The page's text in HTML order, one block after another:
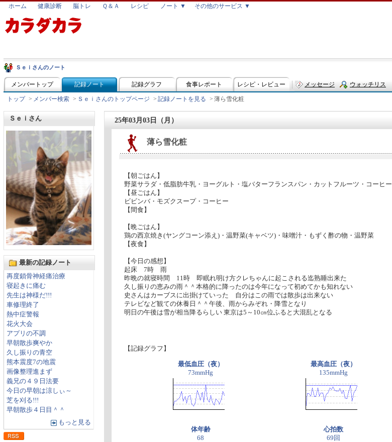
ホーム 健康診断 脳トレ Ｑ＆Ａ レシピ ノート ▼ その他のサービス ▼
Ｓｅｉさんのノート
メンバートップ 記録ノート 記録グラフ 食事レポート レシピ・レビュー メッセージ ウォッチリス
トップ > メンバー検索 > Ｓｅｉさんのトップページ > 記録ノートを見る > 薄ら雪化粧
Ｓｅｉさん
最新の記録ノート
再度鎖骨神経痛治療
寝起きに痛む
先生は神様だ!!!
車修理終了
熱中症警報
花火大会
アプリの不調
早朝散歩爽やか
久し振りの青空
熊本震度7の地震
画像整理進まず
義兄の４９日法要
今日の早朝は涼しぃ～
芝を刈る!!!
早朝散歩４日目＾＾
もっと見る
25年03月03日（月）
薄ら雪化粧
【朝ごはん】
野菜サラダ・低脂肪牛乳・ヨーグルト・塩バターフランスパン・カットフルーツ・コーヒー
【昼ごはん】
ビビンバ・モズクスープ・コーヒー
【間食】
【晩ごはん】
鶏の西京焼き(ヤングコーン添え)・温野菜(キャベツ)・味噌汁・もずく酢の物・温野菜
【夜食】
【今日の感想】
起床 7時 雨
昨晩の就寝時間 11時 即眠れ明け方クレちゃんに起こされる迄熟睡出来た
久し振りの恵みの雨＾＾本格的に降ったのは今年になって初めてかも知れない
史さんはカーブスに出掛けていった 自分はこの雨では散歩は出来ない
テレビなど観ての休養日＾＾午後、雨からみぞれ・降雪となり
明日の午後は雪が相当降るらしい 東京は5～10㎝位ふると大混乱となる
【記録グラフ】
最低血圧（夜）
73mmHg
最高血圧（夜）
135mmHg
体年齢
68
心拍数
69回